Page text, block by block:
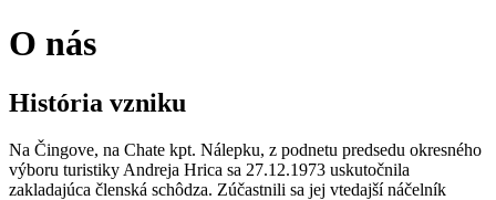
O nás
História vzniku
Na Čingove, na Chate kpt. Nálepku, z podnetu predsedu okresného
výboru turistiky Andreja Hrica sa 27.12.1973 uskutočnila
zakladajúca členská schôdza. Zúčastnili sa jej vtedajší náčelník